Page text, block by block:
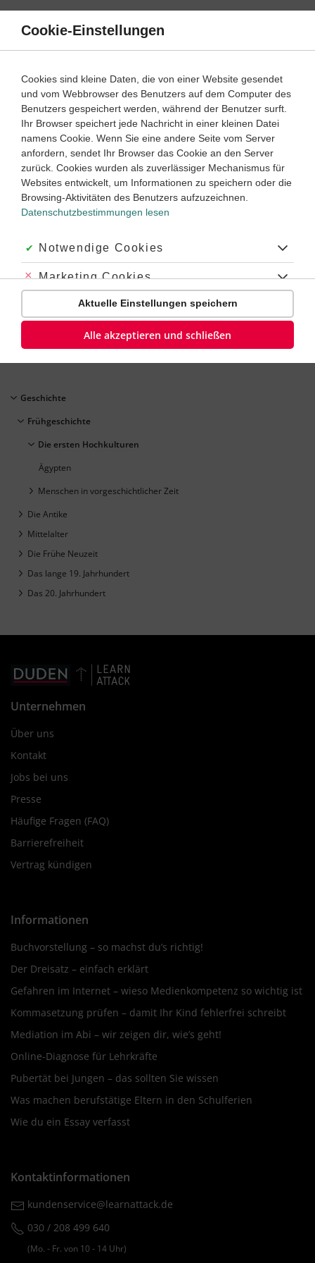
Direkt
Inhalt
Klassenarbeiten und Abiturprüfungen
Klassenarbeit
Das alte Ägypten (1)
Geschichte Klasse5
Klassenarbeit
Geschichte Klasse5
Dauer:
35 Minuten
Geschichte
Frühgeschichte
Die ersten Hochkulturen
Ägypten
Menschen in vorgeschichtlicher Zeit
Die Antike
Mittelalter
Die Frühe Neuzeit
Das lange 19. Jahrhundert
Das 20. Jahrhundert
Unternehmen
Über uns
Kontakt
Jobs bei uns
Presse
Häufige Fragen (FAQ)
Barrierefreiheit
Vertrag kündigen
Informationen
Buchvorstellung – so machst du’s richtig!
Der Dreisatz – einfach erklärt
Gefahren im Internet – wieso Medienkompetenz so wichtig ist
Kommasetzung prüfen – damit Ihr Kind fehlerfrei schreibt
Mediation im Abi – wir zeigen dir, wie’s geht!
Online-Diagnose für Lehrkräfte
Pubertät bei Jungen – das sollten Sie wissen
Was machen berufstätige Eltern in den Schulferien
Wie du ein Essay verfasst
Kontaktinformationen
kundenservice@learnattack.de
030 / 208 499 640
(Mo. ‐ Fr. von 10 ‐ 14 Uhr)
Cookie-Einstellungen
Cookies sind kleine Daten, die von einer Website gesendet
und vom Webbrowser des Benutzers auf dem Computer des
Benutzers gespeichert werden, während der Benutzer surft.
Ihr Browser speichert jede Nachricht in einer kleinen Datei
namens Cookie. Wenn Sie eine andere Seite vom Server
anfordern, sendet Ihr Browser das Cookie an den Server
zurück. Cookies wurden als zuverlässiger Mechanismus für
Websites entwickelt, um Informationen zu speichern oder die
Browsing-Aktivitäten des Benutzers aufzuzeichnen.
Datenschutzbestimmungen lesen
Akzeptiert:
Notwendige Cookies
Abgelehnt:
Marketing Cookies
Abgelehnt:
Personalisierungs-Cookies
Aktuelle Einstellungen speichern
Alle akzeptieren und schließen